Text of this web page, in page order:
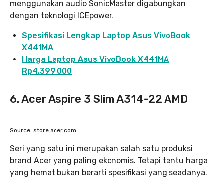
menggunakan audio SonicMaster digabungkan
dengan teknologi ICEpower.
Spesifikasi Lengkap Laptop Asus VivoBook
X441MA
Harga Laptop Asus VivoBook X441MA
Rp4.399.000
6. Acer Aspire 3 Slim A314-22 AMD
Source: store.acer.com
Seri yang satu ini merupakan salah satu produksi
brand Acer yang paling ekonomis. Tetapi tentu harga
yang hemat bukan berarti spesifikasi yang seadanya.